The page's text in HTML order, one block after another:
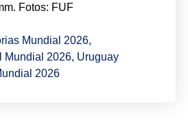
Fotos: FUF
Mundial 2026,
Mundial 2026, Uruguay
2026